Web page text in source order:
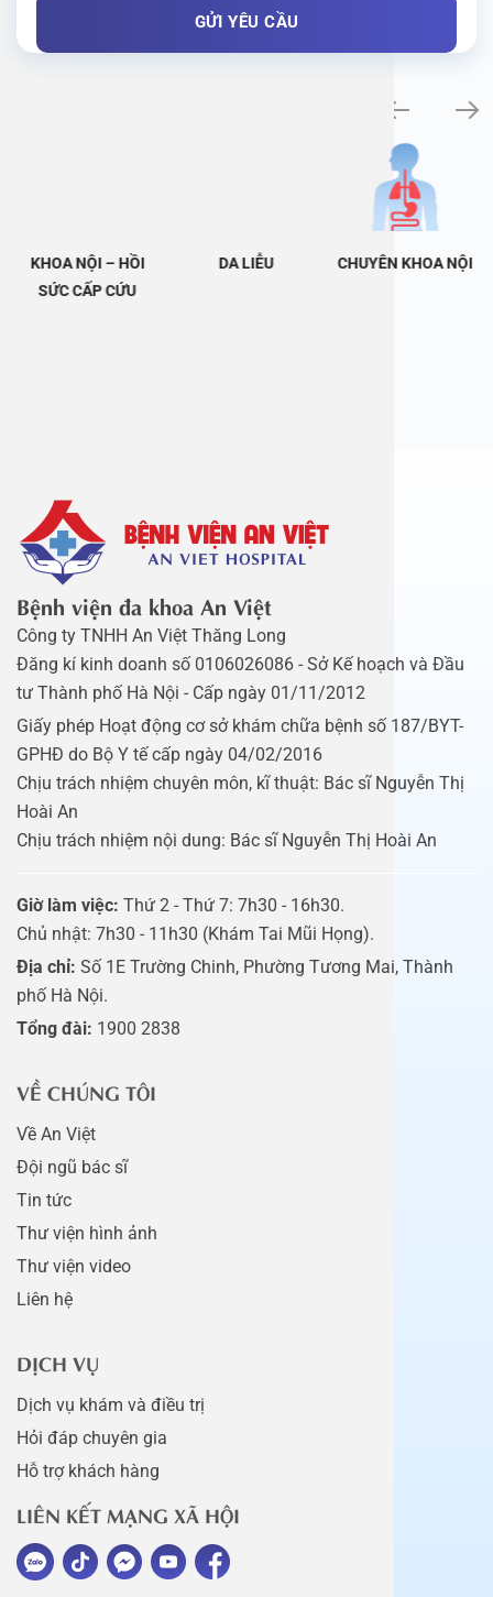
KHOA NỘI – HỒI
SỨC CẤP CỨU
DA LIỄU CHUYÊN KHOA NỘI
Bệnh viện đa khoa An Việt
Công ty TNHH An Việt Thăng Long
Đăng kí kinh doanh số 0106026086 - Sở Kế hoạch và Đầu
tư Thành phố Hà Nội - Cấp ngày 01/11/2012
Giấy phép Hoạt động cơ sở khám chữa bệnh số 187/BYT-
GPHĐ do Bộ Y tế cấp ngày 04/02/2016
Chịu trách nhiệm chuyên môn, kĩ thuật: Bác sĩ Nguyễn Thị
Hoài An
Chịu trách nhiệm nội dung: Bác sĩ Nguyễn Thị Hoài An
Giờ làm việc: Thứ 2 - Thứ 7: 7h30 - 16h30.
Chủ nhật: 7h30 - 11h30 (Khám Tai Mũi Họng).
Địa chỉ: Số 1E Trường Chinh, Phường Tương Mai, Thành
phố Hà Nội.
Tổng đài: 1900 2838
VỀ CHÚNG TÔI
Về An Việt
Đội ngũ bác sĩ
Tin tức
Thư viện hình ảnh
Thư viện video
Liên hệ
DỊCH VỤ
Dịch vụ khám và điều trị
Hỏi đáp chuyên gia
Hỗ trợ khách hàng
LIÊN KẾT MẠNG XÃ HỘI